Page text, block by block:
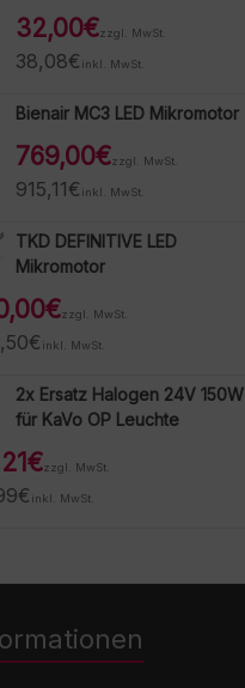
32,00€zzgl. MwSt.
38,08€ inkl. MwSt.
Bienair MC3 LED Mikromotor
769,00€zzgl. MwSt.
915,11€ inkl. MwSt.
TKD DEFINITIVE LED
Mikromotor
€zzgl. MwSt.
€ inkl. MwSt.
2x Ersatz Halogen 24V 150W
für KaVo OP Leuchte
€zzgl. MwSt.
€ inkl. MwSt.